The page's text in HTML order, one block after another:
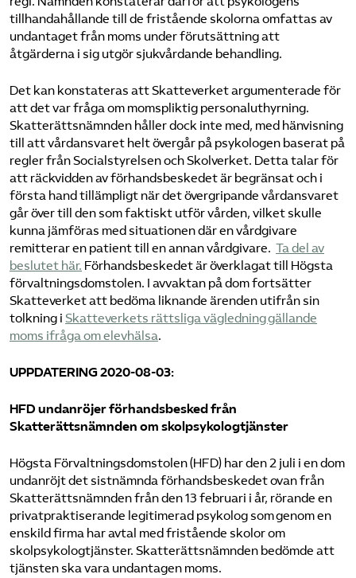
tillhandahållande till de fristående skolorna omfattas av
undantaget från moms under förutsättning att
åtgärderna i sig utgör sjukvårdande behandling.
Det kan konstateras att Skatteverket argumenterade för
att det var fråga om momspliktig personaluthyrning.
Skatterättsnämnden håller dock inte med, med hänvisning
till att vårdansvaret helt övergår på psykologen baserat på
regler från Socialstyrelsen och Skolverket. Detta talar för
att räckvidden av förhandsbeskedet är begränsat och i
första hand tillämpligt när det övergripande vårdansvaret
går över till den som faktiskt utför vården, vilket skulle
kunna jämföras med situationen där en vårdgivare
remitterar en patient till en annan vårdgivare. Ta del av
beslutet här. Förhandsbeskedet är överklagat till Högsta
förvaltningsdomstolen. I avvaktan på dom fortsätter
Skatteverket att bedöma liknande ärenden utifrån sin
tolkning i Skatteverkets rättsliga vägledning gällande
moms ifråga om elevhälsa.
UPPDATERING 2020-08-03:
HFD undanröjer förhandsbesked från
Skatterättsnämnden om skolpsykologtjänster
Högsta Förvaltningsdomstolen (HFD) har den 2 juli i en dom
undanröjt det sistnämnda förhandsbeskedet ovan från
Skatterättsnämnden från den 13 februari i år, rörande en
privatpraktiserande legitimerad psykolog som genom en
enskild firma har avtal med fristående skolor om
skolpsykologtjänster. Skatterättsnämnden bedömde att
tjänsten ska vara undantagen moms.